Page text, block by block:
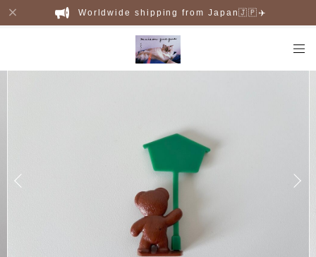
Worldwide shipping from Japan🇯🇵✈️